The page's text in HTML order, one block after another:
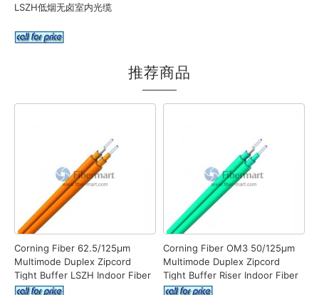
LSZH低烟无卤室内光缆
推荐商品
Corning Fiber 62.5/125μm
Multimode Duplex Zipcord
Tight Buffer LSZH Indoor Fiber
Optic Cable
Corning Fiber OM3 50/125μm
Multimode Duplex Zipcord
Tight Buffer Riser Indoor Fiber
Optic Cable